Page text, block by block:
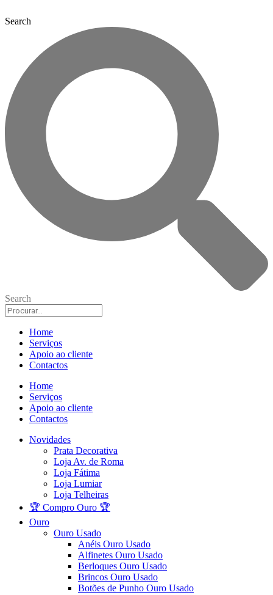
Search
Search
Home
Serviços
Apoio ao cliente
Contactos
Home
Serviços
Apoio ao cliente
Contactos
Novidades
Prata Decorativa
Loja Av. de Roma
Loja Fátima
Loja Lumiar
Loja Telheiras
🏆 Compro Ouro 🏆
Ouro
Ouro Usado
Anéis Ouro Usado
Alfinetes Ouro Usado
Berloques Ouro Usado
Brincos Ouro Usado
Botões de Punho Ouro Usado